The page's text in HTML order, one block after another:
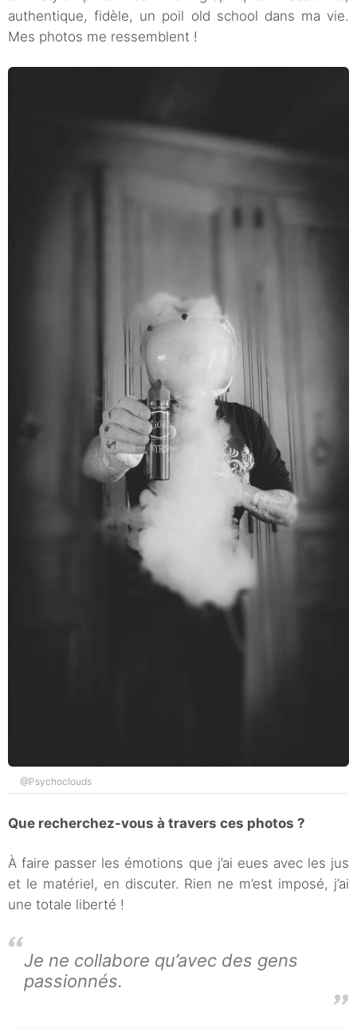
authentique, fidèle, un poil old school dans ma vie.
Mes photos me ressemblent !
@Psychoclouds
Que recherchez-vous à travers ces photos ?
À faire passer les émotions que j’ai eues avec les jus
et le matériel, en discuter. Rien ne m’est imposé, j’ai
une totale liberté !
Je ne collabore qu’avec des gens
passionnés.